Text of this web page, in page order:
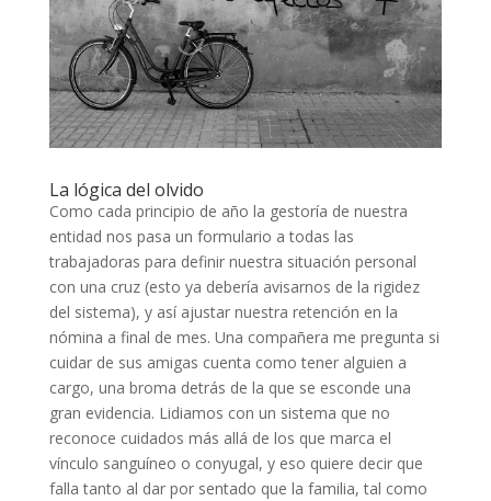
La lógica del olvido
Como cada principio de año la gestoría de nuestra
entidad nos pasa un formulario a todas las
trabajadoras para definir nuestra situación personal
con una cruz (esto ya debería avisarnos de la rigidez
del sistema), y así ajustar nuestra retención en la
nómina a final de mes. Una compañera me pregunta si
cuidar de sus amigas cuenta como tener alguien a
cargo, una broma detrás de la que se esconde una
gran evidencia. Lidiamos con un sistema que no
reconoce cuidados más allá de los que marca el
vínculo sanguíneo o conyugal, y eso quiere decir que
falla tanto al dar por sentado que la familia, tal como